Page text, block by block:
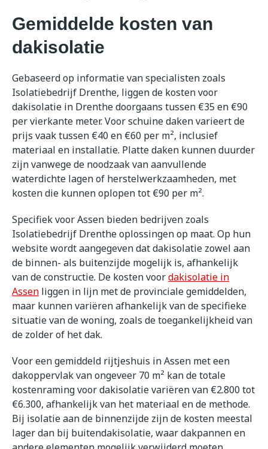
Gemiddelde kosten van
dakisolatie
Gebaseerd op informatie van specialisten zoals
Isolatiebedrijf Drenthe, liggen de kosten voor
dakisolatie in Drenthe doorgaans tussen €35 en €90
per vierkante meter. Voor schuine daken varieert de
prijs vaak tussen €40 en €60 per m², inclusief
materiaal en installatie. Platte daken kunnen duurder
zijn vanwege de noodzaak van aanvullende
waterdichte lagen of herstelwerkzaamheden, met
kosten die kunnen oplopen tot €90 per m².
Specifiek voor Assen bieden bedrijven zoals
Isolatiebedrijf Drenthe oplossingen op maat. Op hun
website wordt aangegeven dat dakisolatie zowel aan
de binnen- als buitenzijde mogelijk is, afhankelijk
van de constructie. De kosten voordakisolatie in
Assen liggen in lijn met de provinciale gemiddelden,
maar kunnen variëren afhankelijk van de specifieke
situatie van de woning, zoals de toegankelijkheid van
de zolder of het dak.
Voor een gemiddeld rijtjeshuis in Assen met een
dakoppervlak van ongeveer 70 m² kan de totale
kostenraming voor dakisolatie variëren van €2.800 tot
€6.300, afhankelijk van het materiaal en de methode.
Bij isolatie aan de binnenzijde zijn de kosten meestal
lager dan bij buitendakisolatie, waar dakpannen en